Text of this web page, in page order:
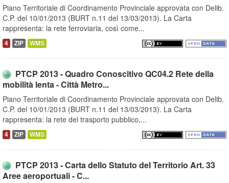
Piano Territoriale di Coordinamento Provinciale approvata con Delib.
C.P. del 10/01/2013 (BURT n.11 del 13/03/2013). La Carta
rappresenta: la rete ferroviaria, così come...
4 ZIP WMS
PTCP 2013 - Quadro Conoscitivo QC04.2 Rete della
mobilità lenta - Città Metro...
Piano Territoriale di Coordinamento Provinciale approvata con Delib.
C.P. del 10/01/2013 (BURT n.11 del 13/03/2013). La Carta
rappresenta: la rete del trasporto pubblico,...
4 ZIP WMS
PTCP 2013 - Carta dello Statuto del Territorio Art. 33
Aree aeroportuali - C...